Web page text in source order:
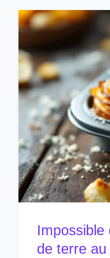
Impossible
de terre au